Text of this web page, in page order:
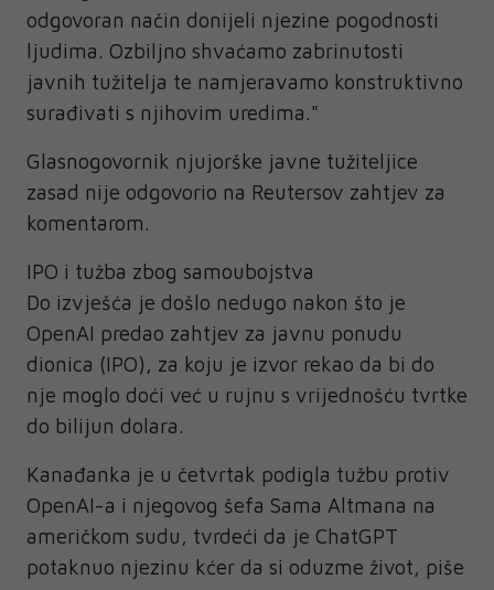
odgovoran način donijeli njezine pogodnosti
ljudima. Ozbiljno shvaćamo zabrinutosti
javnih tužitelja te namjeravamo konstruktivno
surađivati s njihovim uredima."
Glasnogovornik njujorške javne tužiteljice
zasad nije odgovorio na Reutersov zahtjev za
komentarom.
IPO i tužba zbog samoubojstva
Do izvješća je došlo nedugo nakon što je
OpenAI predao zahtjev za javnu ponudu
dionica (IPO), za koju je izvor rekao da bi do
nje moglo doći već u rujnu s vrijednošću tvrtke
do bilijun dolara.
Kanađanka je u četvrtak podigla tužbu protiv
OpenAI-a i njegovog šefa Sama Altmana na
američkom sudu, tvrdeći da je ChatGPT
potaknuo njezinu kćer da si oduzme život, piše